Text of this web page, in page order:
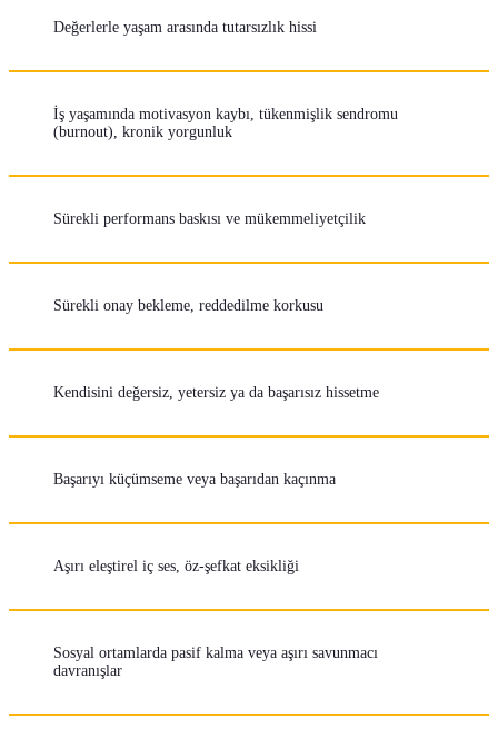
Değerlerle yaşam arasında tutarsızlık hissi
İş yaşamında motivasyon kaybı, tükenmişlik sendromu
(burnout), kronik yorgunluk
Sürekli performans baskısı ve mükemmeliyetçilik
Sürekli onay bekleme, reddedilme korkusu
Kendisini değersiz, yetersiz ya da başarısız hissetme
Başarıyı küçümseme veya başarıdan kaçınma
Aşırı eleştirel iç ses, öz-şefkat eksikliği
Sosyal ortamlarda pasif kalma veya aşırı savunmacı
davranışlar